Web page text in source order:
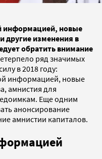
информацией, новые
другие изменения в
обратить внимание
ряд значимых
в 2018 году:
информацией, новые
амнистия для
Еще одним
анонсирование
амнистии капиталов.